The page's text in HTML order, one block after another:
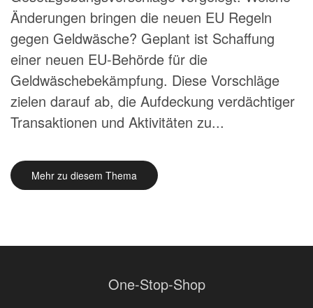
Änderungen bringen die neuen EU Regeln
gegen Geldwäsche? Geplant ist Schaffung
einer neuen EU-Behörde für die
Geldwäschebekämpfung. Diese Vorschläge
zielen darauf ab, die Aufdeckung verdächtiger
Transaktionen und Aktivitäten zu...
Mehr zu diesem Thema
One-Stop-Shop